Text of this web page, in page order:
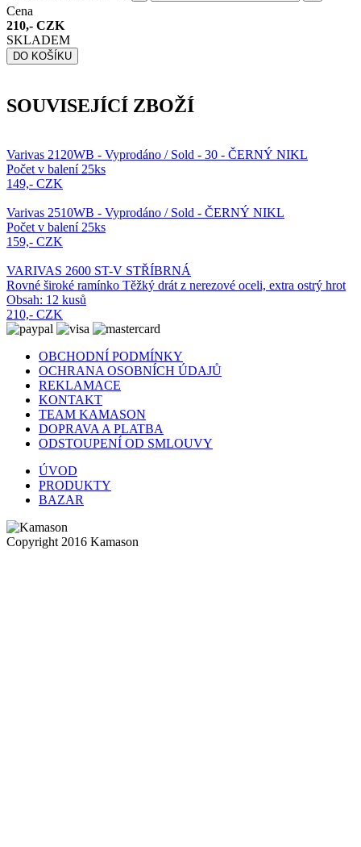
Cena
210,- CZK
SKLADEM
DO KOŠÍKU
SOUVISEJÍCÍ ZBOŽÍ
Varivas 2120WB - Vyprodáno / Sold - 30 - ČERNÝ NIKL
Počet v balení 25ks
149,- CZK
Varivas 2510WB - Vyprodáno / Sold - ČERNÝ NIKL
Počet v balení 25ks
159,- CZK
VARIVAS 2600 ST-V STŘÍBRNÁ
Rovné široké ramínko Těžký drát z nerezové oceli, extra ostrý hrot
Obsah: 12 kusů
210,- CZK
OBCHODNÍ PODMÍNKY
OCHRANA OSOBNÍCH ÚDAJŮ
REKLAMACE
KONTAKT
TEAM KAMASON
DOPRAVA A PLATBA
ODSTOUPENÍ OD SMLOUVY
ÚVOD
PRODUKTY
BAZAR
Copyright 2016 Kamason